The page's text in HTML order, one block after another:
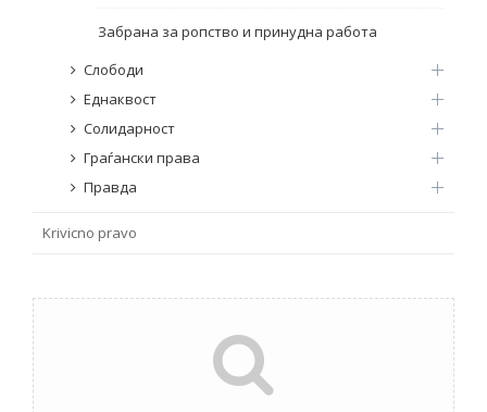
Emër, përshkrim ose fjalen
Забрана за ропство и принудна работа
Слободи
Еднаквост
Солидарност
Граѓански права
Правда
Krivicno pravo